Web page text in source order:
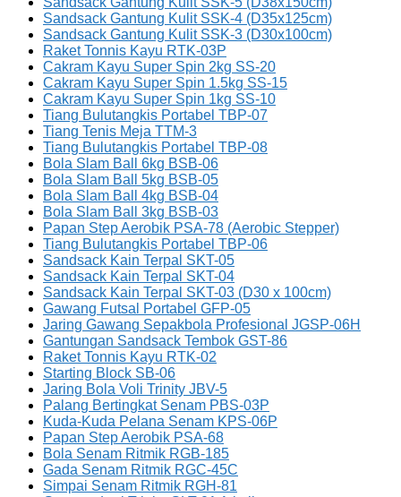
Sandsack Gantung Kulit SSK-4 (D35x125cm)
Sandsack Gantung Kulit SSK-3 (D30x100cm)
Raket Tonnis Kayu RTK-03P
Cakram Kayu Super Spin 2kg SS-20
Cakram Kayu Super Spin 1.5kg SS-15
Cakram Kayu Super Spin 1kg SS-10
Tiang Bulutangkis Portabel TBP-07
Tiang Tenis Meja TTM-3
Tiang Bulutangkis Portabel TBP-08
Bola Slam Ball 6kg BSB-06
Bola Slam Ball 5kg BSB-05
Bola Slam Ball 4kg BSB-04
Bola Slam Ball 3kg BSB-03
Papan Step Aerobik PSA-78 (Aerobic Stepper)
Tiang Bulutangkis Portabel TBP-06
Sandsack Kain Terpal SKT-05
Sandsack Kain Terpal SKT-04
Sandsack Kain Terpal SKT-03 (D30 x 100cm)
Gawang Futsal Portabel GFP-05
Jaring Gawang Sepakbola Profesional JGSP-06H
Gantungan Sandsack Tembok GST-86
Raket Tonnis Kayu RTK-02
Starting Block SB-06
Jaring Bola Voli Trinity JBV-5
Palang Bertingkat Senam PBS-03P
Kuda-Kuda Pelana Senam KPS-06P
Papan Step Aerobik PSA-68
Bola Senam Ritmik RGB-185
Gada Senam Ritmik RGC-45C
Simpai Senam Ritmik RGH-81